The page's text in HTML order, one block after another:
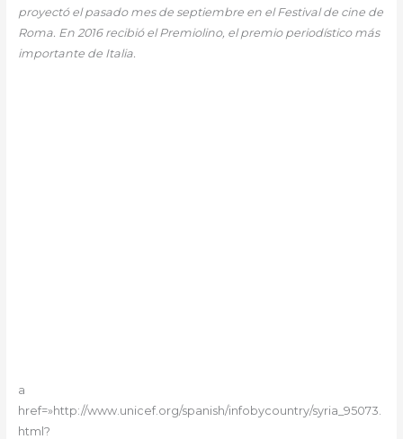
proyectó el pasado mes de septiembre en el Festival de cine de
Roma. En 2016 recibió el Premiolino, el premio periodístico más
importante de Italia.
a
href=»http://www.unicef.org/spanish/infobycountry/syria_95073.
html?